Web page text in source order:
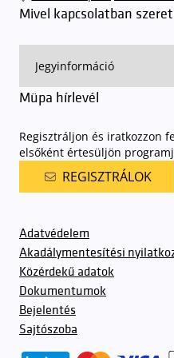
rendjének részletes leírása
Mivel kapcsolatban
Müpa hírlevél
Regisztráljon és iratkozzon
elsőként értesüljön
REGISZTRÁLOK
Adatvédelem
Akadálymentesítési
Közérdekű adatok
Dokumentumok
Bejelentés
Sajtószoba